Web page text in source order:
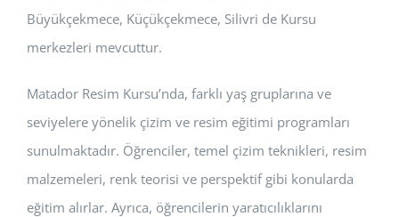
Büyükçekmece, Küçükçekmece, Silivri de Kursu
merkezleri mevcuttur.
Matador Resim Kursu’nda, farklı yaş gruplarına ve
seviyelere yönelik çizim ve resim eğitimi programları
sunulmaktadır. Öğrenciler, temel çizim teknikleri, resim
malzemeleri, renk teorisi ve perspektif gibi konularda
eğitim alırlar. Ayrıca, öğrencilerin yaratıcılıklarını